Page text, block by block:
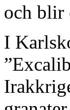
och blir
I